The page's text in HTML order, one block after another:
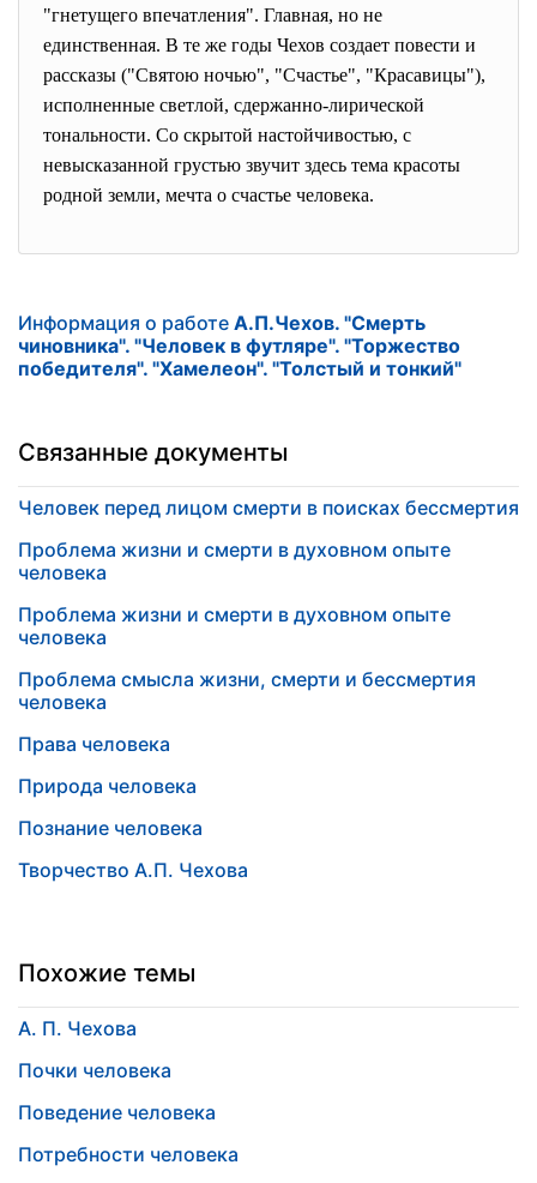
"гнетущего впечатления". Главная, но не
единственная. В те же годы Чехов создает повести и
рассказы ("Святою ночью", "Счастье", "Красавицы"),
исполненные светлой, сдержанно-лирической
тональности. Со скрытой настойчивостью, с
невысказанной грустью звучит здесь тема красоты
родной земли, мечта о счастье человека.
Информация о работе А.П.Чехов. "Смерть
чиновника". "Человек в футляре". "Торжество
победителя". "Хамелеон". "Толстый и тонкий"
Связанные документы
Человек перед лицом смерти в поисках бессмертия
Проблема жизни и смерти в духовном опыте
человека
Проблема жизни и смерти в духовном опыте
человека
Проблема смысла жизни, смерти и бессмертия
человека
Права человека
Природа человека
Познание человека
Творчество А.П. Чехова
Похожие темы
А. П. Чехова
Почки человека
Поведение человека
Потребности человека